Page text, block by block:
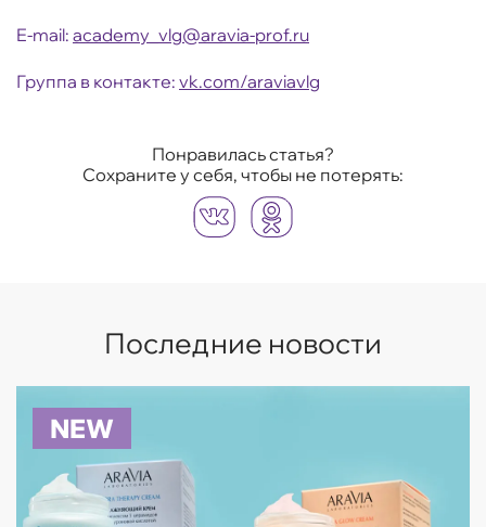
E-mail: academy_vlg@aravia-prof.ru
Группа в контакте: vk.com/araviavlg
Понравилась статья?
Сохраните у себя, чтобы не потерять:
Последние новости
NEW